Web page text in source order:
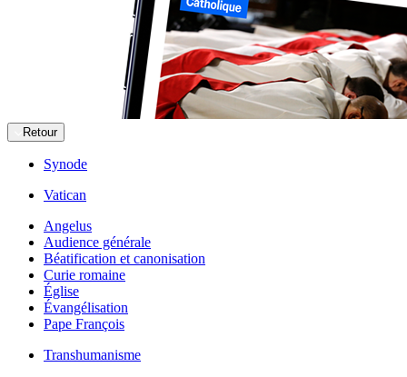
Retour
Synode
Vatican
Angelus
Audience générale
Béatification et canonisation
Curie romaine
Église
Évangélisation
Pape François
Transhumanisme